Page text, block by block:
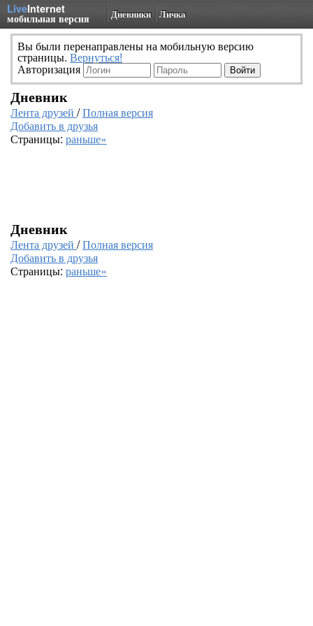
LiveInternet
мобильная версия Дневники Личка
Вы были перенаправлены на мобильную версию
страницы. Вернуться!
Авторизация
Дневник
Лента друзей /Полная версия
Добавить в друзья
Страницы: раньше»
Дневник
Лента друзей /Полная версия
Добавить в друзья
Страницы: раньше»